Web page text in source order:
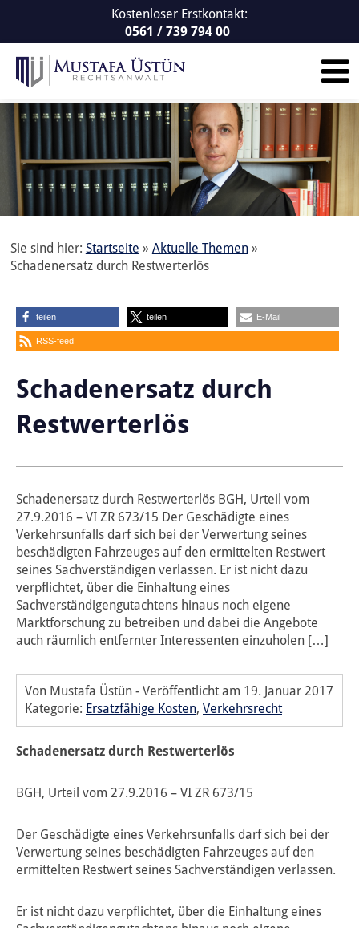
Kostenloser Erstkontakt:
0561 / 739 794 00
Sie sind hier: Startseite » Aktuelle Themen»
Schadenersatz durch Restwerterlös
teilen teilen E-Mail
RSS-feed
Schadenersatz durch
Restwerterlös
Schadenersatz durch Restwerterlös BGH, Urteil vom
27.9.2016 – VI ZR 673/15 Der Geschädigte eines
Verkehrsunfalls darf sich bei der Verwertung seines
beschädigten Fahrzeuges auf den ermittelten Restwert
seines Sachverständigen verlassen. Er ist nicht dazu
verpflichtet, über die Einhaltung eines
Sachverständigengutachtens hinaus noch eigene
Marktforschung zu betreiben und dabei die Angebote
auch räumlich entfernter Interessenten einzuholen […]
Von Mustafa Üstün - Veröffentlicht am 19. Januar 2017
Kategorie: Ersatzfähige Kosten, Verkehrsrecht
Schadenersatz durch Restwerterlös
BGH, Urteil vom 27.9.2016 – VI ZR 673/15
Der Geschädigte eines Verkehrsunfalls darf sich bei der
Verwertung seines beschädigten Fahrzeuges auf den
ermittelten Restwert seines Sachverständigen verlassen.
Er ist nicht dazu verpflichtet, über die Einhaltung eines